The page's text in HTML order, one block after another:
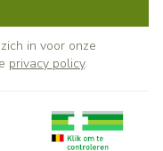
in voor onze
privacy policy.